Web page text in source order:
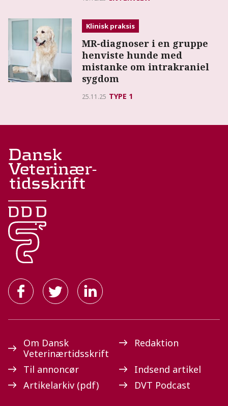
Klinisk praksis
MR-diagnoser i en gruppe
henviste hunde med
mistanke om intrakraniel
sygdom
25.11.25 TYPE 1
Om Dansk
Veterinærtidsskrift
Redaktion
Til annoncør
Indsend artikel
Artikelarkiv (pdf)
DVT Podcast